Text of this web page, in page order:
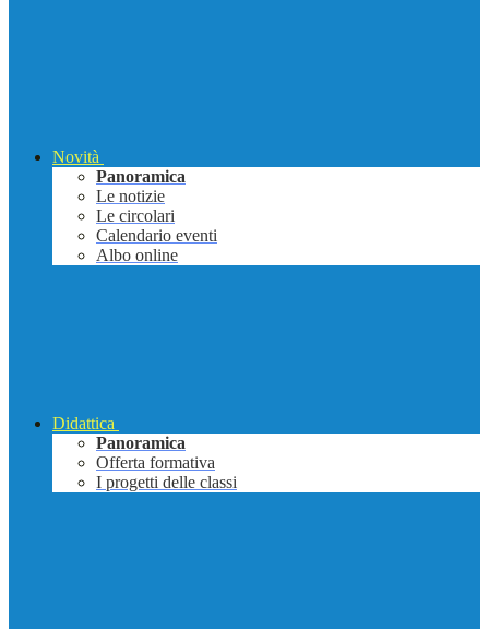
Novità
Panoramica
Le notizie
Le circolari
Calendario eventi
Albo online
Didattica
Panoramica
Offerta formativa
I progetti delle classi